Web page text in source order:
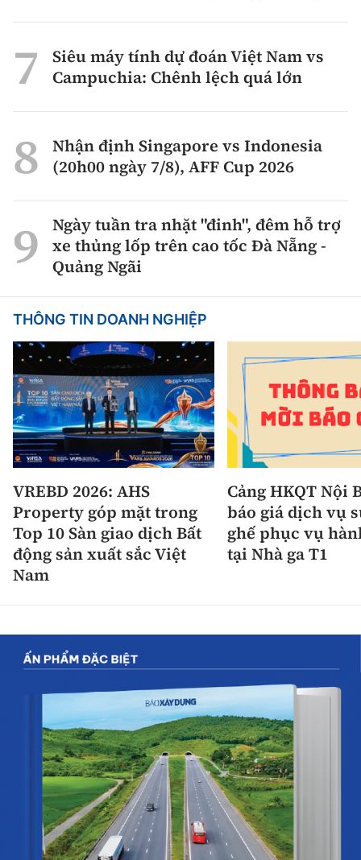
Siêu máy tính dự đoán Việt Nam vs
Campuchia: Chênh lệch quá lớn
Nhận định Singapore vs Indonesia
(20h00 ngày 7/8), AFF Cup 2026
Ngày tuần tra nhặt "đinh", đêm hỗ trợ
xe thủng lốp trên cao tốc Đà Nẵng -
Quảng Ngãi
THÔNG TIN DOANH NGHIỆP
VREBD 2026: AHS
Property góp mặt trong
Top 10 Sàn giao dịch Bất
động sản xuất sắc Việt
Nam
Cảng HKQT Nội
báo giá dịch vụ
ghế phục vụ
tại Nhà ga T1